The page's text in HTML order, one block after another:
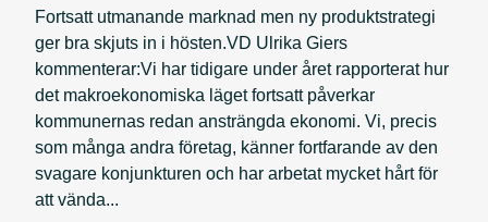
Fortsatt utmanande marknad men ny produktstrategi
ger bra skjuts in i hösten.VD Ulrika Giers
kommenterar:Vi har tidigare under året rapporterat hur
det makroekonomiska läget fortsatt påverkar
kommunernas redan ansträngda ekonomi. Vi, precis
som många andra företag, känner fortfarande av den
svagare konjunkturen och har arbetat mycket hårt för
att vända...